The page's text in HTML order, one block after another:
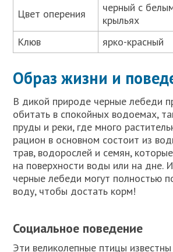
Цвет оперения
черный с
крыльях
Клюв
ярко-красный
Образ жизни и
В дикой природе черные лебеди
обитать в спокойных водоемах,
пруды и реки, где много
рацион в основном состоит из
трав, водорослей и семян,
на поверхности воды или на дне.
черные лебеди могут полностью
воду, чтобы достать корм!
Социальное поведение
Эти великолепные птицы